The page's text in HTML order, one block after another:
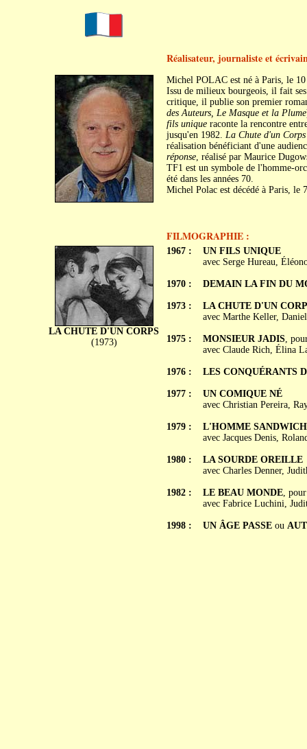
Réalisateur, journaliste et
Michel POLAC est né à Paris, le
Issu de milieux bourgeois, il fait
critique, il publie son premier
des Auteurs, Le Masque et la Plume
fils uniqueraconte la rencontre
jusqu'en 1982. La Chute d'un Corps
réalisation bénéficiant d'une
réponse, réalisé par Maurice
TF1 est un symbole de l'homme-
été dans les années 70.
Michel Polac est décédé à Paris, le
FILMOGRAPHIE :
LA CHUTE D'UN CORPS
(1973)
1967 :
1970 :
1973 :
1975 :
1976 :
1977 :
1979 :
1980 :
1982 :
1998 :
UN FILS UNIQUE
avec Serge Hureau,
DEMAIN LA FIN DU
LA CHUTE D'UN
avec Marthe Keller,
MONSIEUR JADIS,
avec Claude Rich, Élina
LES CONQUÉRANTS
UN COMIQUE NÉ
avec Christian Pereira,
L'HOMME
avec Jacques Denis,
LA SOURDE OREILLE
avec Charles Denner,
LE BEAU MONDE,
avec Fabrice Luchini,
UN ÂGE PASSEou